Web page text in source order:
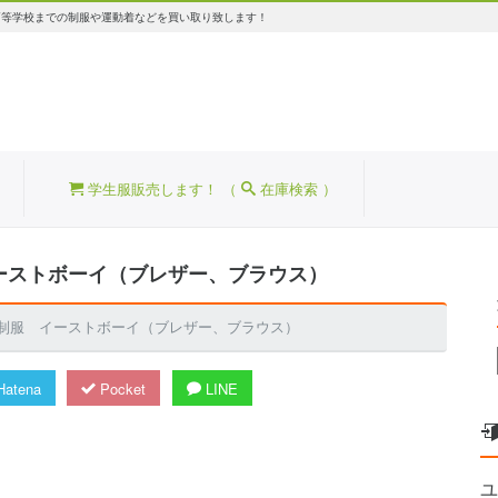
学校までの制服や運動着などを買い取り致します！
学生服販売します！ （ 在庫検索 ）
トボーイ（ブレザー、ブラウス）
服 イーストボーイ（ブレザー、ブラウス）
Pocket LINE